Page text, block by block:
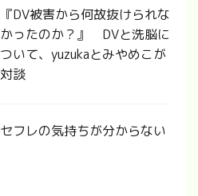
『DV被害から何故抜けられな
かったのか？』 DVと洗脳に
ついて、yuzukaとみやめこが
対談
セフレの気持ちが分からない